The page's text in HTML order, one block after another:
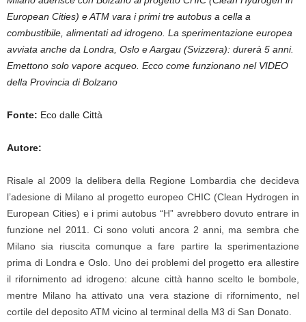
European Cities) e ATM vara i primi tre autobus a cella a
combustibile, alimentati ad idrogeno. La sperimentazione europea
avviata anche da Londra, Oslo e Aargau (Svizzera): durerà 5 anni.
Emettono solo vapore acqueo. Ecco come funzionano nel VIDEO
della Provincia di Bolzano
Fonte: Eco dalle Città
Autore:
Risale al 2009 la delibera della Regione Lombardia che decideva
l’adesione di Milano al progetto europeo CHIC (Clean Hydrogen in
European Cities) e i primi autobus “H” avrebbero dovuto entrare in
funzione nel 2011. Ci sono voluti ancora 2 anni, ma sembra che
Milano sia riuscita comunque a fare partire la sperimentazione
prima di Londra e Oslo. Uno dei problemi del progetto era allestire
il rifornimento ad idrogeno: alcune città hanno scelto le bombole,
mentre Milano ha attivato una vera stazione di rifornimento, nel
cortile del deposito ATM vicino al terminal della M3 di San Donato.